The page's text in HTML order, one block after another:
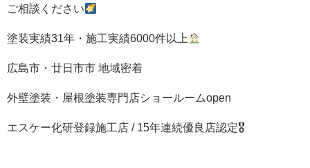
ご相談ください
塗装実績31年・施工実績6000件以上
広島市・廿日市市 地域密着
外壁塗装・屋根塗装専門店ショールームopen
エスケー化研登録施工店 / 15年連続優良店認定🎖